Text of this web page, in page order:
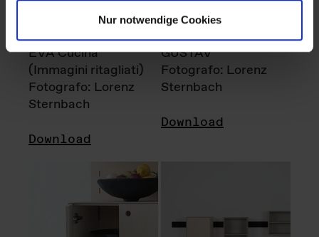
Nur notwendige Cookies
EVA Cucina
(Immagini ritagliati)
Fotografo: Lorenz
Sternbach
Download
GUSTAV
Fotografo: Lorenz
Sternbach
Download